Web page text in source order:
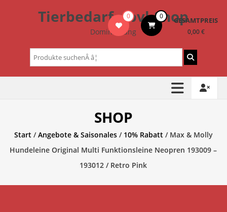
Tierbedarf – bvl-Shop
Dominik Lang
0 0 GESAMTPREIS
0,00 €
Suchen
nach:
SHOP
Start/Angebote & Saisonales/ 10% Rabatt/ Max & Molly
Hundeleine Original Multi Funktionsleine Neopren 193009 –
193012 / Retro Pink